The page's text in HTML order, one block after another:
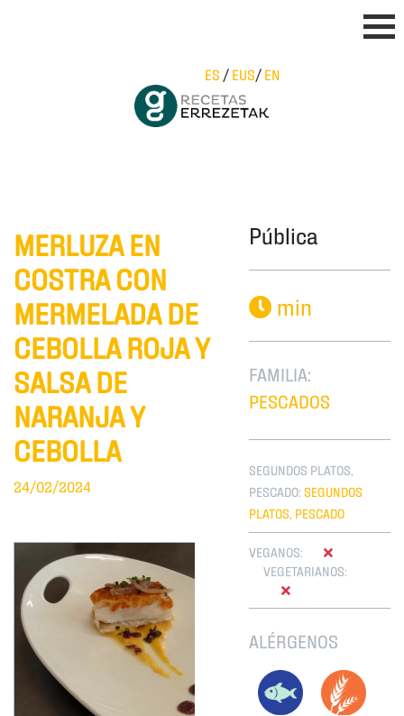
ES / EUS/ EN
MERLUZA EN
COSTRA CON
MERMELADA DE
CEBOLLA ROJA Y
SALSA DE
NARANJA Y
CEBOLLA
24/02/2024
Pública
min
FAMILIA:
PESCADOS
SEGUNDOS PLATOS,
PESCADO: SEGUNDOS
PLATOS, PESCADO
VEGANOS:
VEGETARIANOS:
ALÉRGENOS